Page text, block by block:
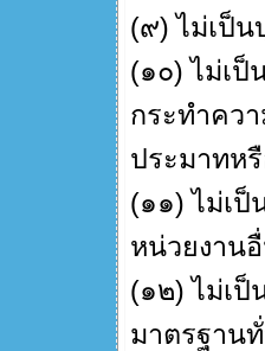
(๙) ไม่เป็
(๑๐) ไม่เป็
กระทำคว
ประมาทห
(๑๑) ไม่เป็
หน่วยงาน
(๑๒) ไม่เป็
มาตรฐาน